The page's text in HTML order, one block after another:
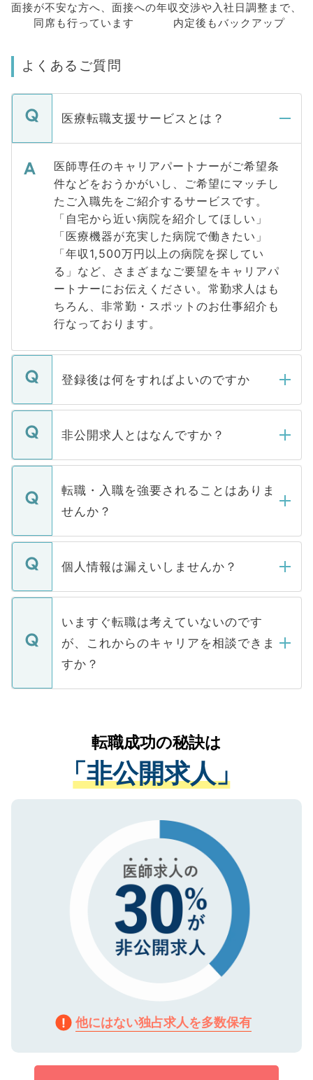
面接が不安な方へ、 面接への
同席も行っています
年収交渉や入社日調整まで、
内定後もバックアップ
よくあるご質問
医療転職支援サービスとは？
医師専任のキャリアパートナーがご希望条
件などをおうかがいし、ご希望にマッチし
たご入職先をご紹介するサービスです。
「自宅から近い病院を紹介してほしい」
「医療機器が充実した病院で働きたい」
「年収1,500万円以上の病院を探してい
る」など、さまざまなご要望をキャリアパ
ートナーにお伝えください。常勤求人はも
ちろん、非常勤・スポットのお仕事紹介も
行なっております。
登録後は何をすればよいのですか
ご登録いただきましたら、弊社担当者がご
登録内容を確認し、その後メールもしくは
ます。通常、5営業日以内にはご連絡をせて
いただきますので、しばらくお待ちくださ
非公開求人とはなんですか？
マイナビDOCTORで取り扱っている求人の
うち約3割は、Webサイトからご覧いただ
けない「非公開求人」です。非公開求人は
下記の理由によって、一般には公開してい
ません。
■応募殺到を避けるため 人気のある医療機
関を公にしてしまうと、応募が殺到する場
に、医療機関が求める条件に合った人材の
みを人材紹介会社に依頼するケースが増え
ています。
転職・入職を強要されることはありま
せんか？
転職・入職を強要することは一切ありませ
ん。また、仮に応募先から内定をいただい
定を承諾する必要はありません。内定先へ
の辞退の連絡はキャリアパートナーが行い
個人情報は漏えいしませんか？
個人情報が漏えいすることはありませんの
で、ご安心ください。当サイトからの登録
などで収集したご登録者様の個人情報は、
ご本人のキャリアアップおよび転職活動の
支援を目的に使用いたします。お預かりし
ているすべての個人データはご本人の許可
は、個人情報の取り扱いについての厳密な
管理基準を満たした事業者のみに付与され
る、プライバシーマークを取得済みです。
で、機密保持に関してもご安心ください。
いますぐ転職は考えていないのです
が、これからのキャリアを相談できま
すか？
かがいして、現在の医療機関の状況や紹介
経験をまじえながら、適切なアドバイスを
させていただきます。すぐにご転職をされ
ない方には、長期的なサポートが可能です
ので、まずはご登録ください。
転職成功の秘訣は
「非公開求人」
他にはない独占求人を多数保有